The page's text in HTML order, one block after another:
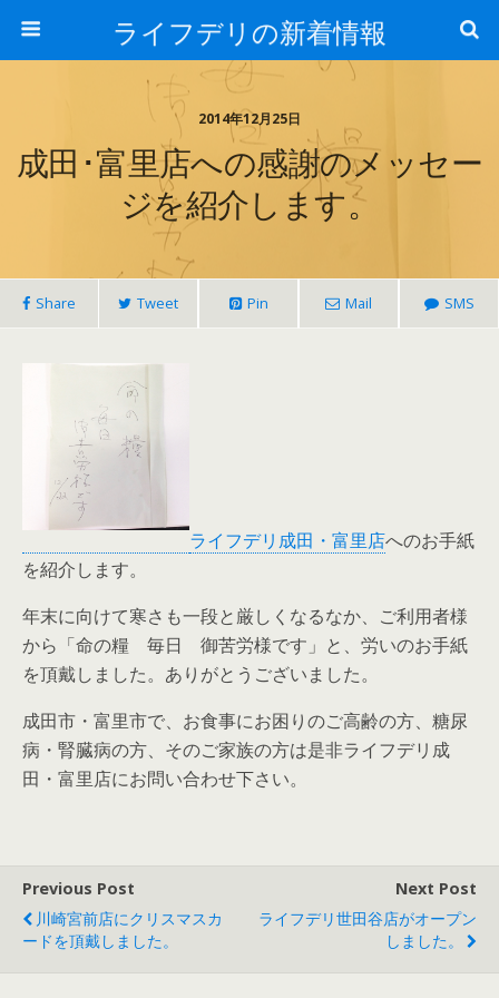
ライフデリの新着情報
2014年12月25日
成田･富里店への感謝のメッセー
ジを紹介します。
Share Tweet Pin Mail SMS
ライフデリ成田・富里店へのお手紙
を紹介します。
年末に向けて寒さも一段と厳しくなるなか、ご利用者様
から「命の糧 毎日 御苦労様です」と、労いのお手紙
を頂戴しました。ありがとうございました。
成田市・富里市で、お食事にお困りのご高齢の方、糖尿
病・腎臓病の方、そのご家族の方は是非ライフデリ成
田・富里店にお問い合わせ下さい。
Previous Post
川崎宮前店にクリスマスカ
ードを頂戴しました。
Next Post
ライフデリ世田谷店がオープン
しました。